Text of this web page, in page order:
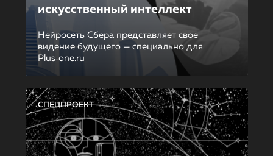
искусственный интеллект
Нейросеть Сбера представляет свое
видение будущего — специально для
Plus‑one.ru
СПЕЦПРОЕКТ